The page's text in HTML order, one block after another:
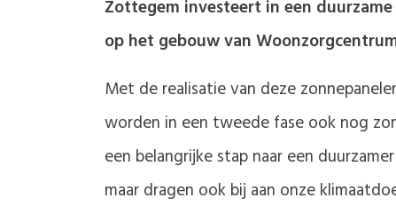
Zottegem investeert in een
op het gebouw van
Met de realisatie van deze
worden in een tweede fase ook nog
een belangrijke stap naar een
maar dragen ook bij aan onze